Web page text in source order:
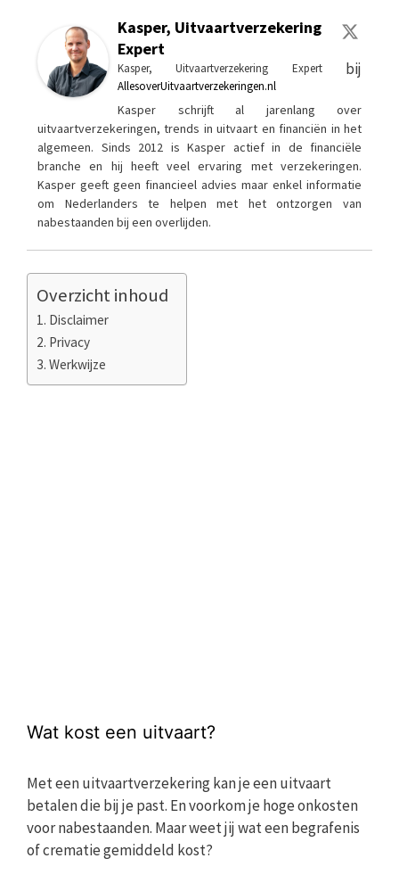
Kasper, Uitvaartverzekering
Expert
Kasper, Uitvaartverzekering Expertbij
AllesoverUitvaartverzekeringen.nl
Kasper schrijft al jarenlang over
uitvaartverzekeringen, trends in uitvaart en financiën in het
algemeen. Sinds 2012 is Kasper actief in de financiële
branche en hij heeft veel ervaring met verzekeringen.
Kasper geeft geen financieel advies maar enkel informatie
om Nederlanders te helpen met het ontzorgen van
nabestaanden bij een overlijden.
Overzicht inhoud
Disclaimer
Privacy
Werkwijze
Wat kost een uitvaart?
Met een uitvaartverzekering kan je een uitvaart
betalen die bij je past. En voorkom je hoge onkosten
voor nabestaanden. Maar weet jij wat een begrafenis
of crematie gemiddeld kost?